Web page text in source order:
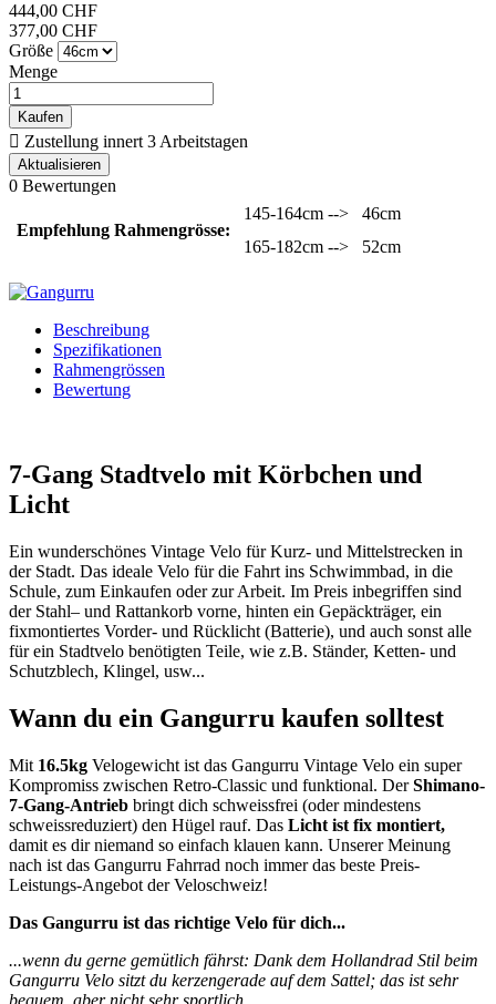
444,00 CHF
377,00 CHF
Größe
Menge
Kaufen
 Zustellung innert 3 Arbeitstagen
0 Bewertungen
Empfehlung Rahmengrösse:
145-164cm -->
46cm
165-182cm -->
52cm
Beschreibung
Spezifikationen
Rahmengrössen
Bewertung
7-Gang Stadtvelo mit Körbchen und
Licht
Ein wunderschönes Vintage Velo für Kurz- und Mittelstrecken in
der Stadt. Das ideale Velo für die Fahrt ins Schwimmbad, in die
Schule, zum Einkaufen oder zur Arbeit. Im Preis inbegriffen sind
der Stahl– und Rattankorb vorne, hinten ein Gepäckträger, ein
fixmontiertes Vorder- und Rücklicht (Batterie), und auch sonst alle
für ein Stadtvelo benötigten Teile, wie z.B. Ständer, Ketten- und
Schutzblech, Klingel, usw...
Wann du ein Gangurru kaufen solltest
Mit 16.5kg Velogewicht ist das Gangurru Vintage Velo ein super
Kompromiss zwischen Retro-Classic und funktional. DerShimano-
7-Gang-Antrieb bringt dich schweissfrei (oder mindestens
schweissreduziert) den Hügel rauf. Das Licht ist fix montiert,
damit es dir niemand so einfach klauen kann. Unserer Meinung
nach ist das Gangurru Fahrrad noch immer das beste Preis-
Leistungs-Angebot der Veloschweiz!
Das Gangurru ist das richtige Velo für dich...
...wenn du gerne gemütlich fährst: Dank dem Hollandrad Stil beim
Gangurru Velo sitzt du kerzengerade auf dem Sattel; das ist sehr
bequem, aber nicht sehr sportlich.